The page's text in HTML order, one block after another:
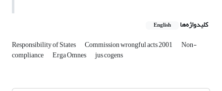
کلیدواژه‌ها English
Responsibility of States Commission wrongful acts 2001 Non-
compliance Erga Omnes jus cogens